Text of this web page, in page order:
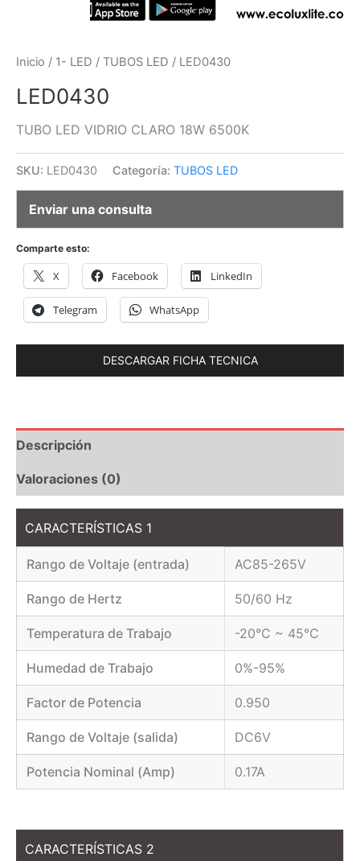
Inicio / 1- LED / TUBOS LED / LED0430
LED0430
TUBO LED VIDRIO CLARO 18W 6500K
SKU: LED0430 Categoría: TUBOS LED
Enviar una consulta
Comparte esto:
X Facebook LinkedIn
Telegram WhatsApp
DESCARGAR FICHA TECNICA
Descripción
Valoraciones (0)
CARACTERÍSTICAS 1
Rango de Voltaje (entrada) AC85-265V
Rango de Hertz 50/60 Hz
Temperatura de Trabajo -20°C ~ 45°C
Humedad de Trabajo 0%-95%
Factor de Potencia 0.950
Rango de Voltaje (salida) DC6V
Potencia Nominal (Amp) 0.17A
CARACTERÍSTICAS 2